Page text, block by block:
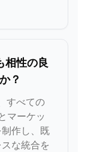
相性の良
？
すべての
マーケッ
作し、既
な統合を